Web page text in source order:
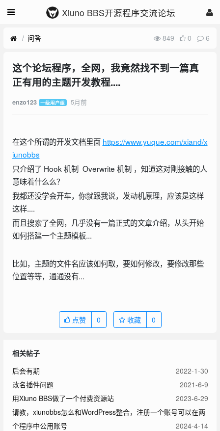
Xiuno BBS开源程序交流论坛
问答 849 0 6
这个论坛程序，全网，我竟然找不到一篇真
正有用的主题开发教程....
enzo123 一级用户组 5月前
在这个所谓的开发文档里面 https://www.yuque.com/xiand/x
iunobbs
只介绍了 Hook 机制 Overwrite 机制 ，知道这对刚接触的人
意味着什么么？
我都还没学会开车，你就跟我说，发动机原理，应该是这样
这样....
而且搜索了全网，几乎没有一篇正式的文章介绍，从头开始
如何搭建一个主题模板...
比如，主题的文件名应该如何取，要如何修改，要修改那些
位置等等，通通没有...
点赞 0 收藏 0
相关帖子
后会有期
2022-1-30
改名插件问题
2021-6-9
用Xiuno BBS做了一个付费资源站
2023-6-29
请教，xiunobbs怎么和WordPress整合，注册一个账号可以在两
个程序中公用账号
2024-4-14